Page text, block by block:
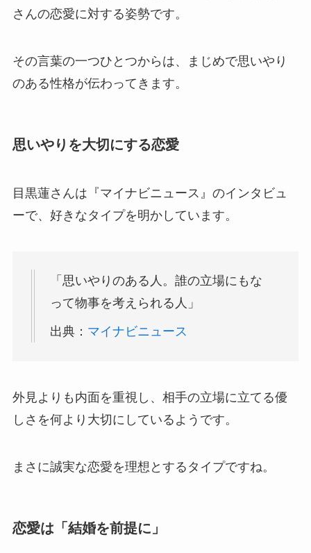
さんの恋愛に対する姿勢です。
その言葉の一つひとつからは、まじめで思いやり
のある性格が伝わってきます。
思いやりを大切にする恋愛
目黒蓮さんは『マイナビニュース』のインタビュ
ーで、好きなタイプを明かしています。
「思いやりのある人。誰の立場にもな
って物事を考えられる人」
出典： マイナビニュース
外見よりも内面を重視し、相手の立場に立てる優
しさを何より大切にしているようです。
まさに誠実な恋愛を理想とするタイプですね。
恋愛は「結婚を前提に」